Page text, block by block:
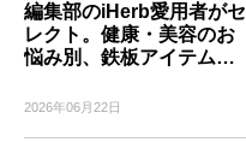
編集部のiHerb愛用者がセ
レクト。健康・美容のお
悩み別、鉄板アイテム…
2026年06月22日